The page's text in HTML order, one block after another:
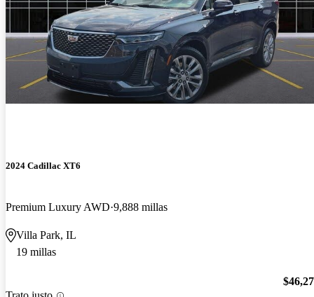
2024 Cadillac XT6
Premium Luxury AWD 9,888 millas
Villa Park, IL
19 millas